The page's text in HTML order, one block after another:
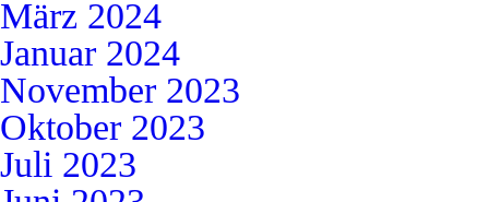
März 2024
Januar 2024
November 2023
Oktober 2023
Juli 2023